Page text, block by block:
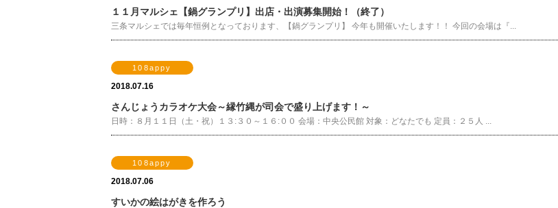
１１月マルシェ【鍋グランプリ】出店・出演募集開始！（終了）
三条マルシェでは毎年恒例となっております、【鍋グランプリ】 今年も開催いたします！！ 今回の会場は『...
108appy
2018.07.16
さんじょうカラオケ大会～縁竹縄が司会で盛り上げます！～
日時：８月１１日（土・祝）１３:３０～１６:００ 会場：中央公民館 対象：どなたでも 定員：２５人 ...
108appy
2018.07.06
すいかの絵はがきを作ろう